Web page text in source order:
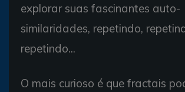
explorar suas fascinantes auto-
similaridades, repetindo,
repetindo...
O mais curioso é que fractais